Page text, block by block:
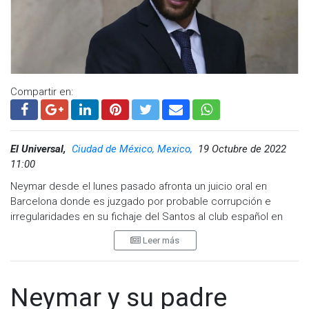
Compartir en:
El Universal, Ciudad de México, Mexico,
19 Octubre de 2022
11:00
Neymar desde el lunes pasado afronta un juicio oral en
Barcelona donde es juzgado por probable corrupción e
irregularidades en su fichaje del Santos al club español en
El Ministerio Fiscal solicita dos años de cárcel y 10 millones
Leer más
Neymar y su padre